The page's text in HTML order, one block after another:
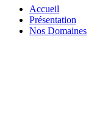
Accueil
Présentation
Nos Domaines